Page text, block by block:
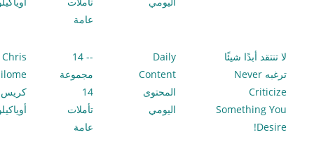
عامة
لا تنتقد أبدًا شيئًا
ترغبه Never
Criticize
Something You
Desire!
Daily
Content
المحتوى
اليومي
-- 14
مجموعة
14
تأملات
عامة
Chris
كريس